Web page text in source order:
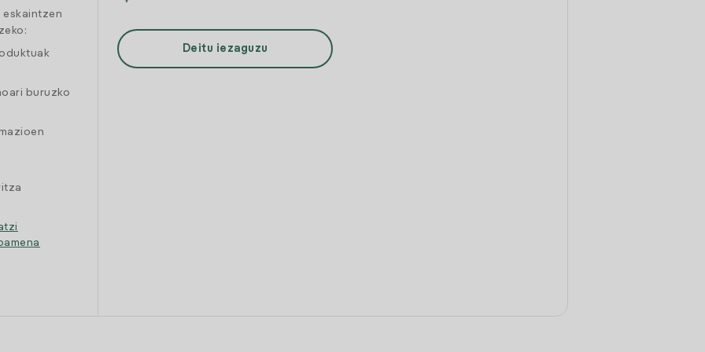
buruzko
Deitu iezaguzu